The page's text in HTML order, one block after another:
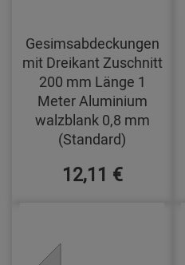
Gesimsabdeckungen
mit Dreikant Zuschnitt
200 mm Länge 1
Meter Aluminium
walzblank 0,8 mm
(Standard)
12,11 €